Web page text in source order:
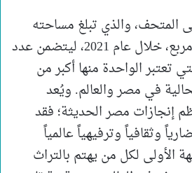
المتحف، والذي تبلغ مساحته
أكثر من 300 ألف متر مربع، خلال عام 2021، ليتضمن عدد
تعتبر الواحدة منها أكبر من
في مصر والعالم. ويُعد
إنجازات مصر الحديثة؛ فقد
وثقافياً وترفيهياً عالمياً
الأولى لكل من يهتم بالتراث